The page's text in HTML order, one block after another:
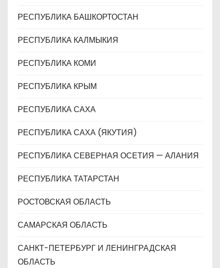
РЕСПУБЛИКА БАШКОРТОСТАН
РЕСПУБЛИКА КАЛМЫКИЯ
РЕСПУБЛИКА КОМИ
РЕСПУБЛИКА КРЫМ
РЕСПУБЛИКА САХА
РЕСПУБЛИКА САХА (ЯКУТИЯ)
РЕСПУБЛИКА СЕВЕРНАЯ ОСЕТИЯ — АЛАНИЯ
РЕСПУБЛИКА ТАТАРСТАН
РОСТОВСКАЯ ОБЛАСТЬ
САМАРСКАЯ ОБЛАСТЬ
САНКТ-ПЕТЕРБУРГ И ЛЕНИНГРАДСКАЯ
ОБЛАСТЬ